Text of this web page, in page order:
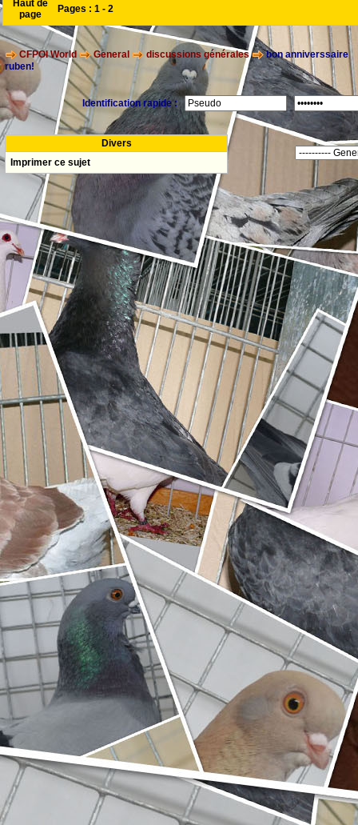
Haut de
page
Pages : 1 - 2
CFPOI World General discussions générales
bon anniverssaire
ruben!
Identification rapide :
Divers
Imprimer ce sujet